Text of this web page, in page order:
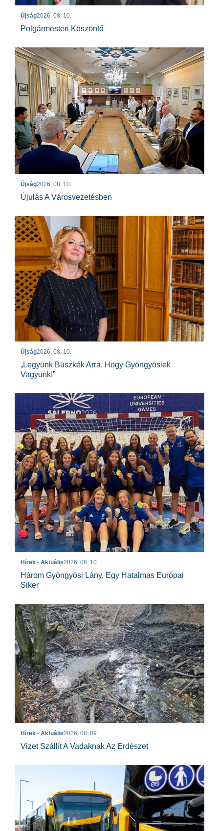
Újság2026. 08. 10.
Polgármesteri Köszöntő
Újság2026. 08. 10.
Újulás A Városvezetésben
Újság2026. 08. 10.
„Legyünk Büszkék Arra, Hogy Gyöngyösiek
Vagyunk!”
Hírek - Aktuális2026. 08. 10.
Három Gyöngyösi Lány, Egy Hatalmas Európai
Siker
Hírek - Aktuális2026. 08. 09.
Vizet Szállít A Vadaknak Az Erdészet